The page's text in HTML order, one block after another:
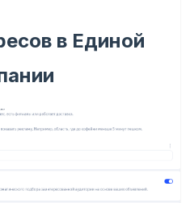
в Единой